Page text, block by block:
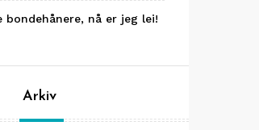
bondehånere, nå er jeg lei!
Arkiv